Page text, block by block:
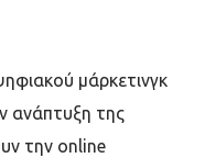
μάρκετινγκ
ανάπτυξη της
την online